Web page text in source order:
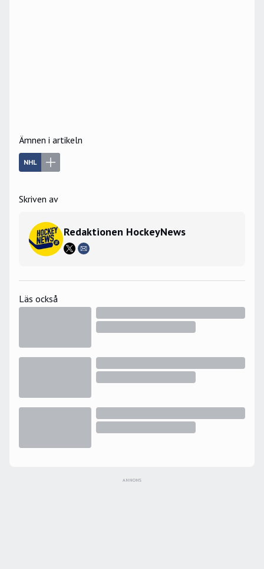
Ämnen i artikeln
NHL
Skriven av
Redaktionen HockeyNews
Läs också
ANNONS